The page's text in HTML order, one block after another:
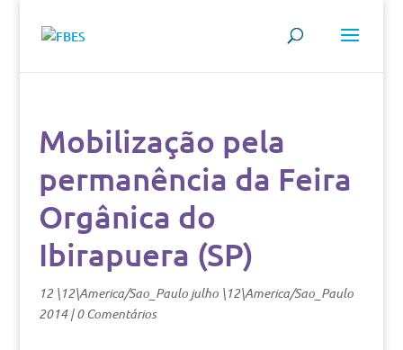
Mobilização pela
permanência da Feira
Orgânica do
Ibirapuera (SP)
12 \12\America/Sao_Paulo julho \12\America/Sao_Paulo
2014|0 Comentários